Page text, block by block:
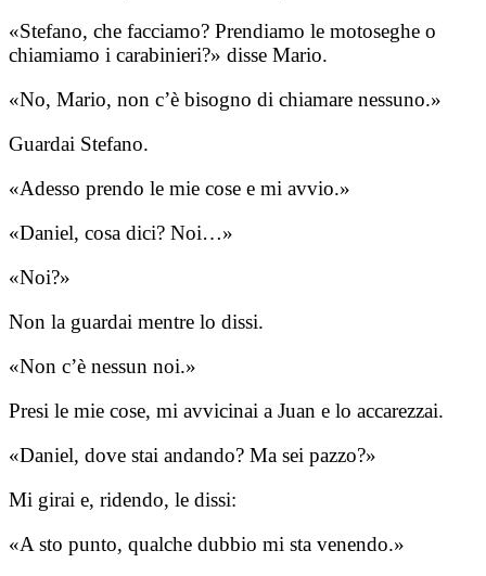
«Stefano, che facciamo? Prendiamo le motoseghe o
chiamiamo i carabinieri?» disse Mario.
«No, Mario, non c’è bisogno di chiamare nessuno.»
Guardai Stefano.
«Adesso prendo le mie cose e mi avvio.»
«Daniel, cosa dici? Noi…»
«Noi?»
Non la guardai mentre lo dissi.
«Non c’è nessun noi.»
Presi le mie cose, mi avvicinai a Juan e lo accarezzai.
«Daniel, dove stai andando? Ma sei pazzo?»
Mi girai e, ridendo, le dissi:
«A sto punto, qualche dubbio mi sta venendo.»